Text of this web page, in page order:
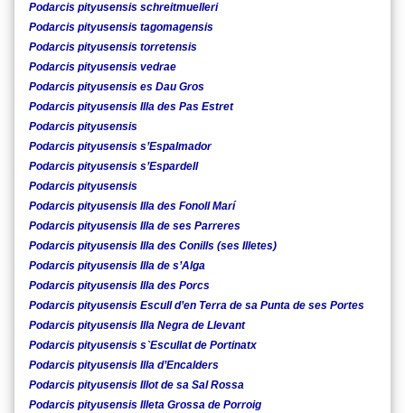
Podarcis pityusensis schreitmuelleri
Podarcis pityusensis tagomagensis
Podarcis pityusensis torretensis
Podarcis pityusensis vedrae
Podarcis pityusensis es Dau Gros
Podarcis pityusensis Illa des Pas Estret
Podarcis pityusensis
Podarcis pityusensis s’Espalmador
Podarcis pityusensis s’Espardell
Podarcis pityusensis
Podarcis pityusensis Illa des Fonoll Marí
Podarcis pityusensis Illa de ses Parreres
Podarcis pityusensis Illa des Conills (ses Illetes)
Podarcis pityusensis Illa de s’Alga
Podarcis pityusensis Illa des Porcs
Podarcis pityusensis Escull d’en Terra de sa Punta de ses Portes
Podarcis pityusensis Illa Negra de Llevant
Podarcis pityusensis s`Escullat de Portinatx
Podarcis pityusensis Illa d’Encalders
Podarcis pityusensis Illot de sa Sal Rossa
Podarcis pityusensis Illeta Grossa de Porroig